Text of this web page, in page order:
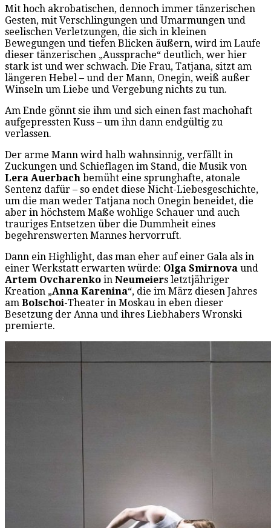
Mit hoch akrobatischen, dennoch immer tänzerischen
Gesten, mit Verschlingungen und Umarmungen und
seelischen Verletzungen, die sich in kleinen
Bewegungen und tiefen Blicken äußern, wird im Laufe
dieser tänzerischen „Aussprache“ deutlich, wer hier
stark ist und wer schwach. Die Frau, Tatjana, sitzt am
längeren Hebel – und der Mann, Onegin, weiß außer
Winseln um Liebe und Vergebung nichts zu tun.
Am Ende gönnt sie ihm und sich einen fast machohaft
aufgepressten Kuss – um ihn dann endgültig zu
verlassen.
Der arme Mann wird halb wahnsinnig, verfällt in
Zuckungen und Schieflagen im Stand, die Musik von
Lera Auerbach bemüht eine sprunghafte, atonale
Sentenz dafür – so endet diese Nicht-Liebesgeschichte,
um die man weder Tatjana noch Onegin beneidet, die
aber in höchstem Maße wohlige Schauer und auch
trauriges Entsetzen über die Dummheit eines
begehrenswerten Mannes hervorruft.
Dann ein Highlight, das man eher auf einer Gala als in
einer Werkstatt erwarten würde: Olga Smirnova und
Artem Ovcharenko in Neumeiers letztjähriger
Kreation „Anna Karenina“, die im März diesen Jahres
am Bolschoi-Theater in Moskau in eben dieser
Besetzung der Anna und ihres Liebhabers Wronski
premierte.